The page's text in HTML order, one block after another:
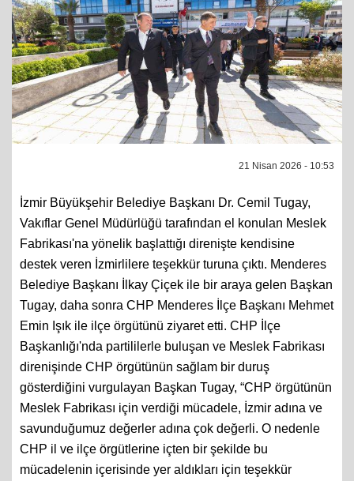
İzmir Büyükşehir Belediye Başkanı Dr. Cemil Tugay,
Vakıflar Genel Müdürlüğü tarafından el konulan Meslek
Fabrikası'na yönelik başlattığı direnişte kendisine
destek veren İzmirlilere teşekkür turuna çıktı. Menderes
Belediye Başkanı İlkay Çiçek ile bir araya gelen Başkan
Tugay, daha sonra CHP Menderes İlçe Başkanı Mehmet
Emin Işık ile ilçe örgütünü ziyaret etti. CHP İlçe
Başkanlığı'nda partililerle buluşan ve Meslek Fabrikası
direnişinde CHP örgütünün sağlam bir duruş
gösterdiğini vurgulayan Başkan Tugay, “CHP örgütünün
Meslek Fabrikası için verdiği mücadele, İzmir adına ve
savunduğumuz değerler adına çok değerli. O nedenle
CHP il ve ilçe örgütlerine içten bir şekilde bu